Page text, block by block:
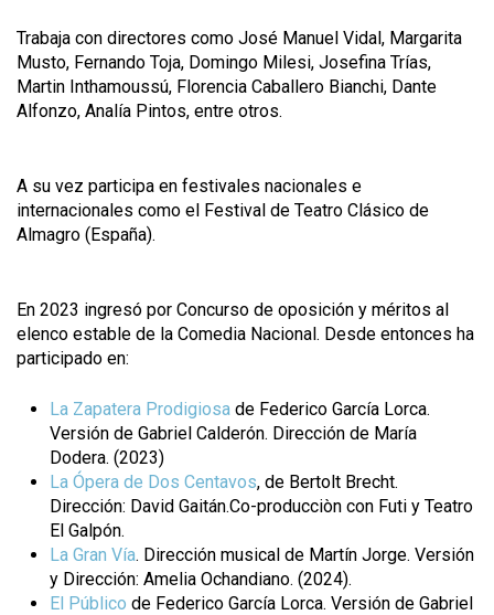
Trabaja con directores como José Manuel Vidal, Margarita
Musto, Fernando Toja, Domingo Milesi, Josefina Trías,
Martin Inthamoussú, Florencia Caballero Bianchi, Dante
Alfonzo, Analía Pintos, entre otros.
A su vez participa en festivales nacionales e
internacionales como el Festival de Teatro Clásico de
Almagro (España).
En 2023 ingresó por Concurso de oposición y méritos al
elenco estable de la Comedia Nacional. Desde entonces ha
participado en:
La Zapatera Prodigiosa de Federico García Lorca.
Versión de Gabriel Calderón. Dirección de María
Dodera. (2023)
La Ópera de Dos Centavos, de Bertolt Brecht.
Dirección: David Gaitán.Co-producciòn con Futi y Teatro
El Galpón.
La Gran Vía. Dirección musical de Martín Jorge. Versión
y Dirección: Amelia Ochandiano. (2024).
El Público de Federico García Lorca. Versión de Gabriel